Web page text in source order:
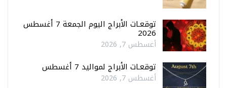
توقعـات الأبراج اليوم الجمعة 7 أغسطس
2026
أغسطس 7, 2026
توقعـات الأبراج لمواليد 7 أغسطس
أغسطس 7, 2026